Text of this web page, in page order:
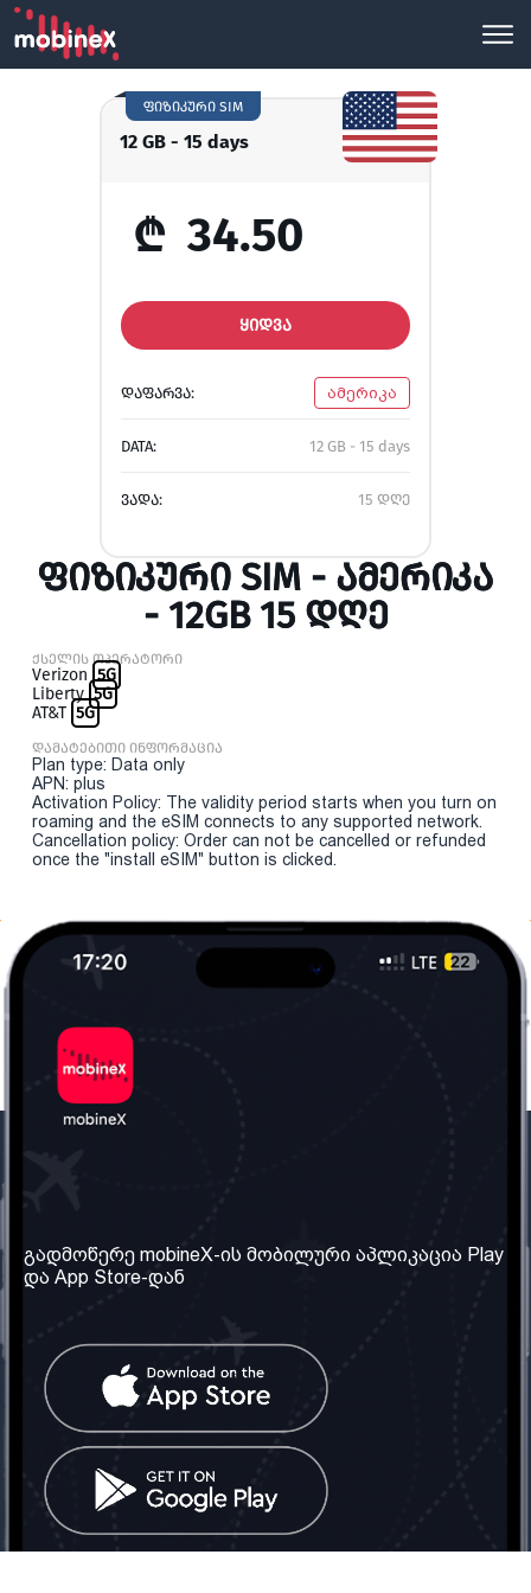
12 GB - 15 days
ფიზიკური SIM
₾ 34.50
ᲧᲘᲓᲕᲐ
ᲓᲐᲤᲐᲠᲕᲐ: ამერიკა
DATA: 12 GB - 15 days
ᲕᲐᲓᲐ: 15 დღე
ᲤᲘᲖᲘᲙᲣᲠᲘ SIM - ᲐᲛᲔᲠᲘᲙᲐ
- 12GB 15 ᲓᲦᲔ
ქსელის ოპერატორი
Verizon 5G
Liberty 5G
AT&T 5G
დამატებითი ინფორმაცია
Plan type: Data only
APN: plus
Activation Policy: The validity period starts when you turn on
roaming and the eSIM connects to any supported network.
Cancellation policy: Order can not be cancelled or refunded
once the "install eSIM" button is clicked.
ჩვენ შესახებ
ჩვენი სერვისები
წესები და პირობები
კითხვები
კონტაქტი
საქართველო: თბილისი
ტელ: 032 2 04 00 50
ელ. ფოსტა:
info@mobinex.ge
სოციალური ქსელი
გადმოწერე mobineX-ის მობილური აპლიკაცია Play
და App Store-დან